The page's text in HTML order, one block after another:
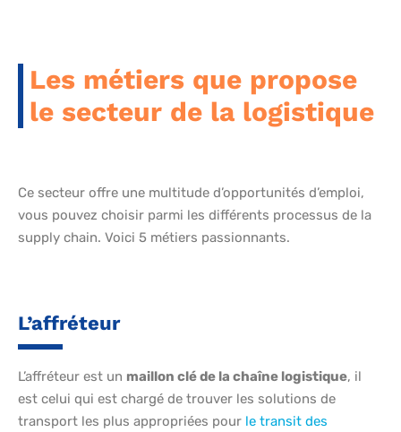
Les métiers que propose
le secteur de la logistique
Ce secteur offre une multitude d’opportunités d’emploi,
vous pouvez choisir parmi les différents processus de la
supply chain. Voici 5 métiers passionnants.
L’affréteur
L’affréteur est un maillon clé de la chaîne logistique, il
est celui qui est chargé de trouver les solutions de
transport les plus appropriées pour le transit des